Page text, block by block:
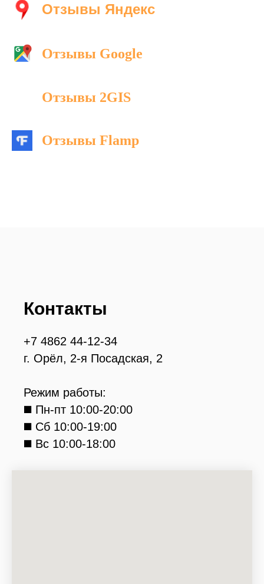
Отзывы Яндекс
Отзывы Google
Отзывы 2GIS
Отзывы Flamp
Контакты
+7 4862 44-12-34
г. Орёл, 2-я Посадская, 2
Режим работы:
◼️ Пн-пт 10:00-20:00
◼️ Сб 10:00-19:00
◼️ Вс 10:00-18:00